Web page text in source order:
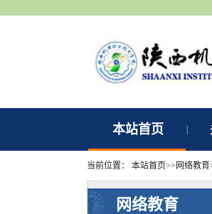
本站首页
当前位置： 本站首页>> 网络教育
网络教育